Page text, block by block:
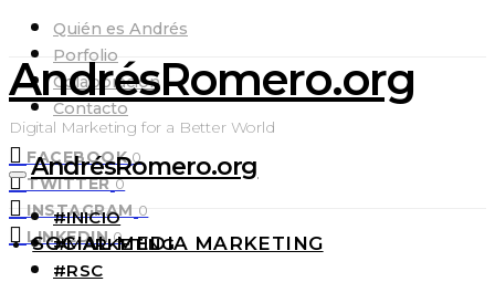
Quién es Andrés
Porfolio
Colaboración
Contacto
FACEBOOK 0
TWITTER 0
INSTAGRAM 0
LINKEDIN 0
AndrésRomero.org
Digital Marketing for a Better World
AndrésRomero.org
#INICIO
#MARKETING
#RSC
SOCIAL MEDIA MARKETING